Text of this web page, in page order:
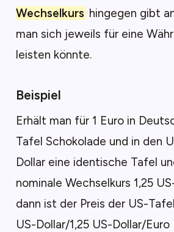
Wechselkurs hingegen gibt
man sich jeweils für eine
leisten könnte.
Beispiel
Erhält man für 1 Euro in
Tafel Schokolade und in den
Dollar eine identische Tafel
nominale Wechselkurs 1,25
dann ist der Preis der US-
US-Dollar/1,25 US-Dollar/Euro